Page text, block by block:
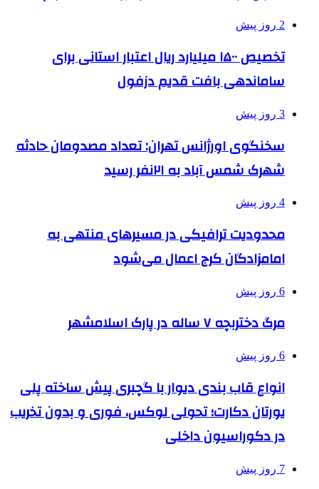
2 روز پیش
تخصیص ۱۵۰۰ میلیارد ریال اعتبار استانی برای
ساماندهی بافت قدیم دزفول
3 روز پیش
سخنگوی اورژانس تهران: تعداد مصدومان حادثه
شهرک شمس آباد به ۲۱نفر رسید
4 روز پیش
محدودیت ترافیکی در مسیرهای منتهی به
امامزادگان کرج اعمال می‌شود
6 روز پیش
مرگ دختربچه ۷ ساله در پارک اسلامشهر
6 روز پیش
انواع قاب بندی دیوار با گچبری پیش ساخته پلی
یورتان دکارت؛ تحولی لوکس، فوری و بدون تخریب
در دکوراسیون داخلی
7 روز پیش